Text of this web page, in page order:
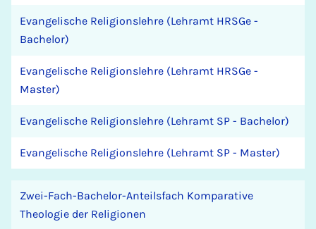
Evangelische Religionslehre (Lehramt HRSGe -
Bachelor)
Evangelische Religionslehre (Lehramt HRSGe -
Master)
Evangelische Religionslehre (Lehramt SP - Bachelor)
Evangelische Religionslehre (Lehramt SP - Master)
Zwei-Fach-Bachelor-Anteilsfach Komparative
Theologie der Religionen